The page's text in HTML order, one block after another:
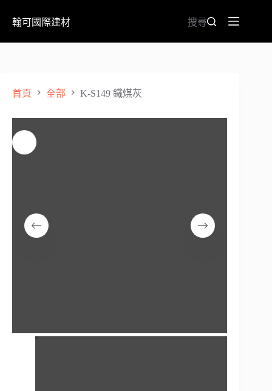
翰可國際建材 搜尋
首頁 全部 K-S149 鐵煤灰